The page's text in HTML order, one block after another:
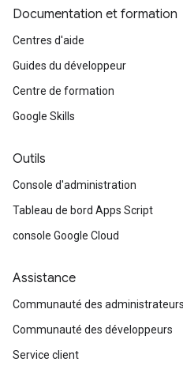
Documentation et formation
Centres d'aide
Guides du développeur
Centre de formation
Google Skills
Outils
Console d'administration
Tableau de bord Apps Script
console Google Cloud
Assistance
Communauté des administrateurs
Communauté des développeurs
Service client